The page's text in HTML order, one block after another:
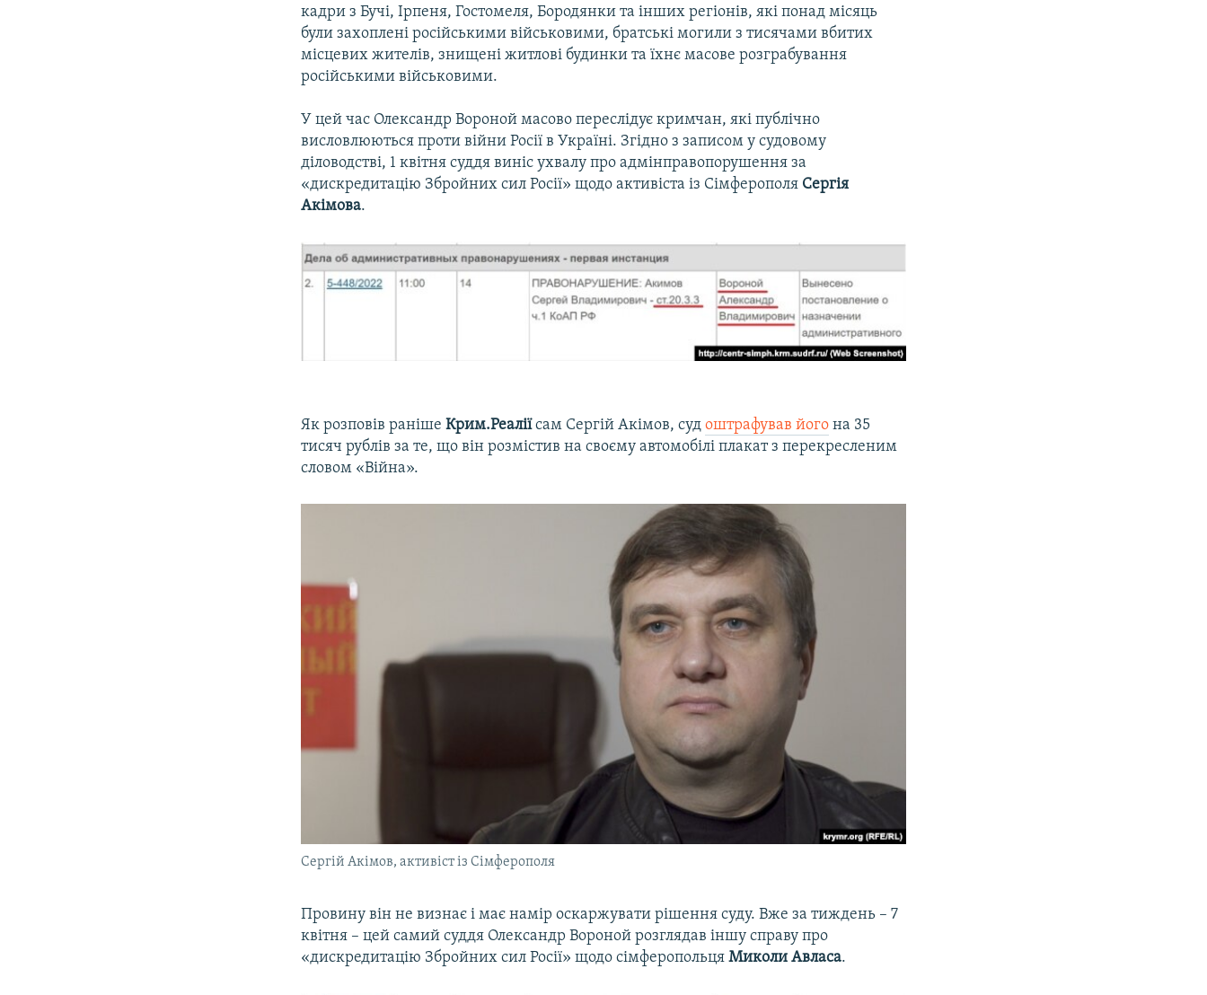
кадри з Бучі, Ірпеня, Гостомеля, Бородянки та інших регіонів, які понад місяць
були захоплені російськими військовими, братські могили з тисячами вбитих
місцевих жителів, знищені житлові будинки та їхнє масове розграбування
російськими військовими.
У цей час Олександр Вороной масово переслідує кримчан, які публічно
висловлюються проти війни Росії в Україні. Згідно з записом у судовому
діловодстві, 1 квітня суддя виніс ухвалу про адмінправопорушення за
«дискредитацію Збройних сил Росії» щодо активіста із Сімферополя Сергія
Акімова.
Як розповів ранішеКрим.Реаліїсам Сергій Акімов, судоштрафував його на 35
тисяч рублів за те, що він розмістив на своєму автомобілі плакат з перекресленим
словом «Війна».
Сергій Акімов, активіст із Сімферополя
Провину він не визнає і має намір оскаржувати рішення суду. Вже за тиждень – 7
квітня – цей самий суддя Олександр Вороной розглядав іншу справу про
«дискредитацію Збройних сил Росії» щодо сімферопольцяМиколи Авласа.